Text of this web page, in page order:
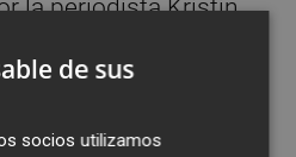
la periodista Kristin
el Premio al mejor
trata de un amplio
sobre la
pseudoterapia que
de sus
socios utilizamos